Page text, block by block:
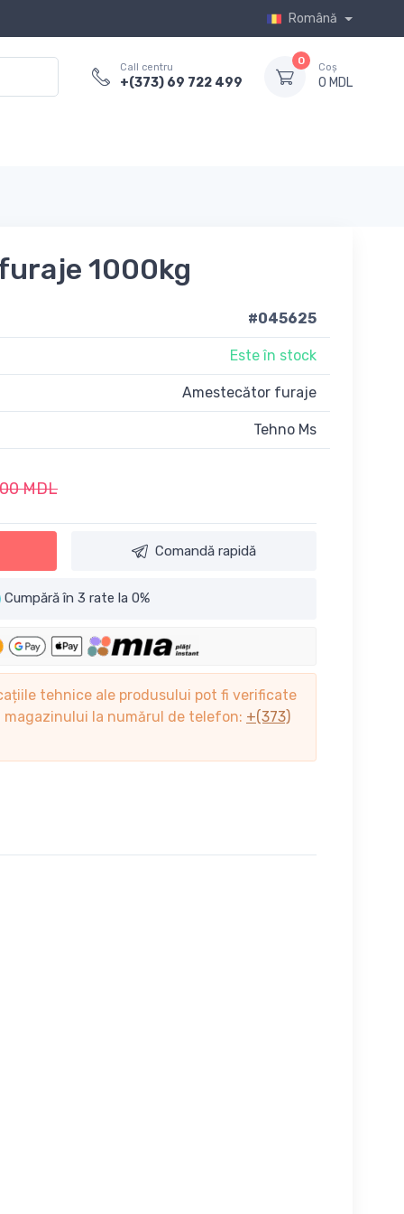
Română
Call centru
+(373) 69 722 499
0
Coș
0 MDL
1000kg
#045625
Este în stock
Amestecător furaje
Tehno Ms
MDL
Comandă rapidă
Cumpără în 3 rate la 0%
tehnice ale produsului pot fi verificate
la numărul de telefon: +(373)